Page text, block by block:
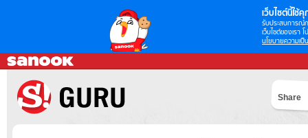
เว็บไซต์นี้ใช้คุ
รับประสบการณ์
เว็บไซต์ของเรา
นโยบายความเป็
Share